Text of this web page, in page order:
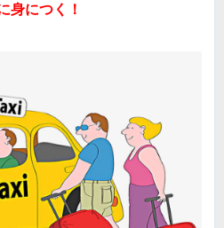
身につく！